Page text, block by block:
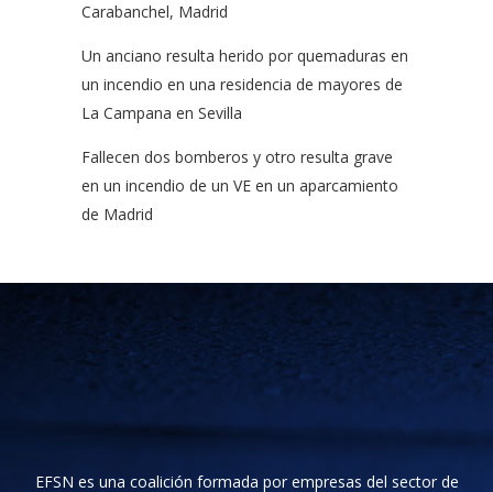
Carabanchel, Madrid
Un anciano resulta herido por quemaduras en
un incendio en una residencia de mayores de
La Campana en Sevilla
Fallecen dos bomberos y otro resulta grave
en un incendio de un VE en un aparcamiento
de Madrid
EFSN es una coalición formada por empresas del sector de